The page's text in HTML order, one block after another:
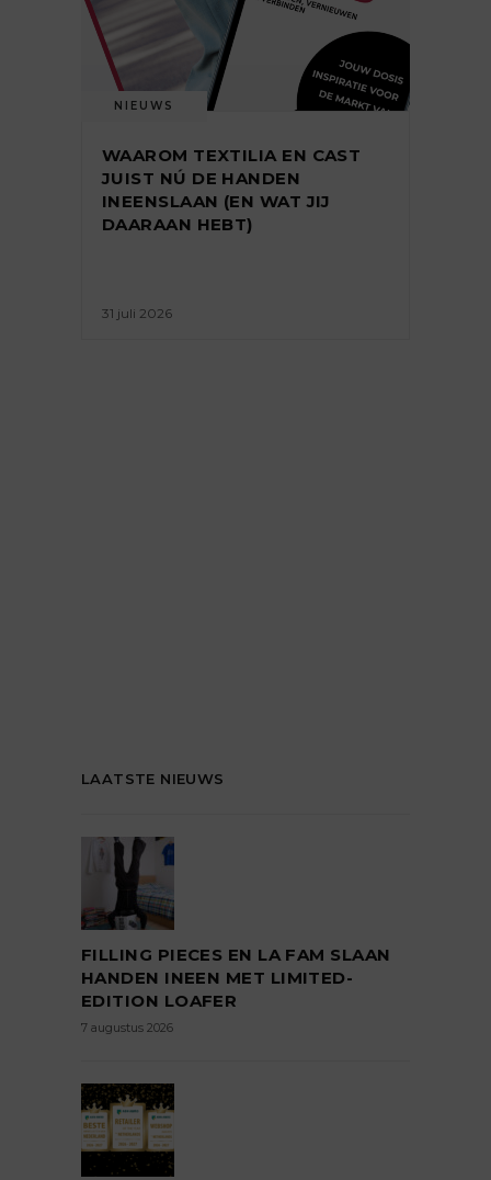
NIEUWS
WAAROM TEXTILIA EN CAST
JUIST NÚ DE HANDEN
INEENSLAAN (EN WAT JIJ
DAARAAN HEBT)
31 juli 2026
LAATSTE NIEUWS
FILLING PIECES EN LA FAM SLAAN
HANDEN INEEN MET LIMITED-
EDITION LOAFER
7 augustus 2026